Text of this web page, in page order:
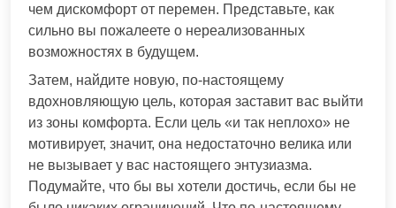
чем дискомфорт от перемен. Представьте, как
сильно вы пожалеете о нереализованных
возможностях в будущем.
Затем, найдите новую, по-настоящему
вдохновляющую цель, которая заставит вас выйти
из зоны комфорта. Если цель «и так неплохо» не
мотивирует, значит, она недостаточно велика или
не вызывает у вас настоящего энтузиазма.
Подумайте, что бы вы хотели достичь, если бы не